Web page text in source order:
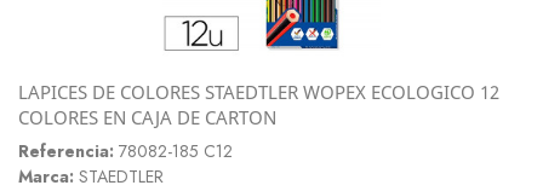
LAPICES DE COLORES STAEDTLER WOPEX ECOLOGICO 12
COLORES EN CAJA DE CARTON
Referencia: 78082-185 C12
Marca: STAEDTLER